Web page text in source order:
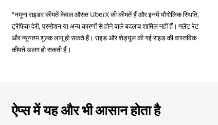
*नमूना राइडर कीमतें केवल औसत UberX की कीमतें हैं और इनमें भौगोलिक स्थिति,
ट्रैफिक देरी, प्रमोशन या अन्य कारणों से होने वाले बदलाव शामिल नहीं हैं। फ्लैट रेट
और न्यूनतम शुल्क लागू हो सकते हैं। राइड और शेड्यूल की गई राइड की वास्तविक
कीमतें अलग हो सकती हैं।
ऐप्स में यह और भी आसान होता है